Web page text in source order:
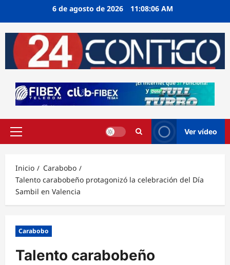
6 de agosto de 2026 11:08:07 AM
Menú
Ver vídeo
Inicio
Carabobo
Talento carabobeño protagonizó la celebración del Día
Sambil en Valencia
Carabobo
Talento carabobeño